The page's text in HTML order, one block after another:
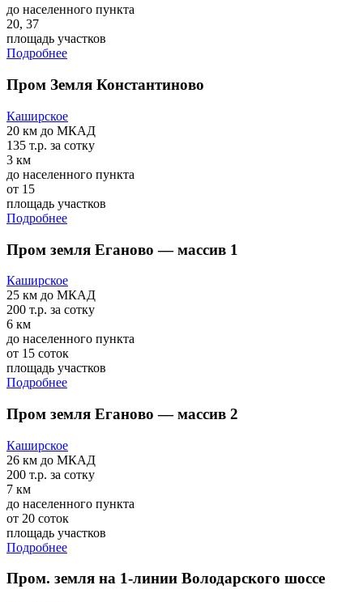
до населенного пункта
20, 37
площадь участков
Подробнее
Пром Земля Константиново
Каширское
20 км до МКАД
135 т.р. за сотку
3 км
до населенного пункта
от 15
площадь участков
Подробнее
Пром земля Еганово — массив 1
Каширское
25 км до МКАД
200 т.р. за сотку
6 км
до населенного пункта
от 15 соток
площадь участков
Подробнее
Пром земля Еганово — массив 2
Каширское
26 км до МКАД
200 т.р. за сотку
7 км
до населенного пункта
от 20 соток
площадь участков
Подробнее
Пром. земля на 1-линии Володарского шоссе